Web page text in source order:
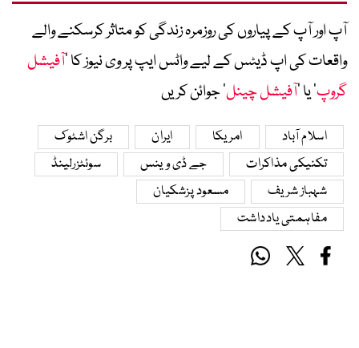
آپ اور آپ کے پیاروں کی روزمرہ زندگی کو متاثر کرسکنے والے
واقعات کی اپ ڈیٹس کے لیے واٹس ایپ پر وی نیوز کا ’آفیشل
گروپ‘ یا ’آفیشل چینل‘ جوائن کریں
اسلام آباد امریکا ایران
برگن اشٹوک
تکنیکی مذاکرات
جے ڈی وینس
سوئٹزرلینڈ
شہباز شریف
مسعود پزشکیان
مفاہمتی یادداشت